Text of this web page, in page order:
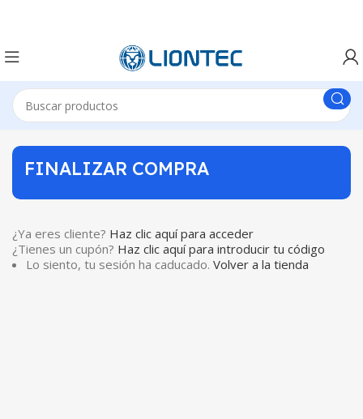
FINALIZAR COMPRA
¿Ya eres cliente? Haz clic aquí para acceder
¿Tienes un cupón? Haz clic aquí para introducir tu código
Lo siento, tu sesión ha caducado. Volver a la tienda